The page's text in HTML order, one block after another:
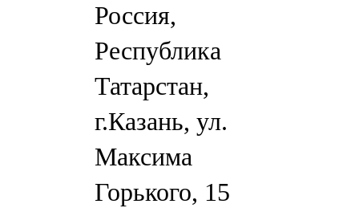
Россия,
Республика
Татарстан,
г.Казань, ул.
Максима
Горького, 15